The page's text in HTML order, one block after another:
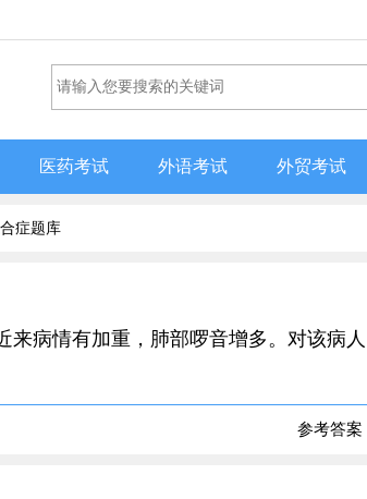
医药考试 外语考试 外贸考试
症题库
病情有加重，肺部啰音增多。对该病人
参考答案